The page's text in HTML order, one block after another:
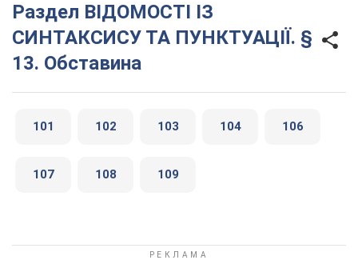
Раздел ВІДОМОСТІ ІЗ
СИНТАКСИСУ ТА ПУНКТУАЦІЇ. §
13. Обставина
101 102 103 104 106
107 108 109